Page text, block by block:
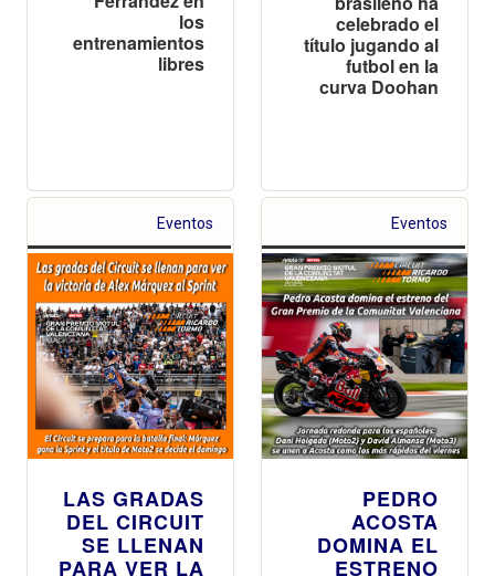
los
entrenamientos
libres
celebrado el
título jugando al
futbol en la
curva Doohan
Eventos
LAS GRADAS
DEL CIRCUIT
SE LLENAN
PARA VER LA
Eventos
PEDRO
ACOSTA
DOMINA EL
ESTRENO